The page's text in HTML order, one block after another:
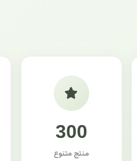
300
منتج متنوع